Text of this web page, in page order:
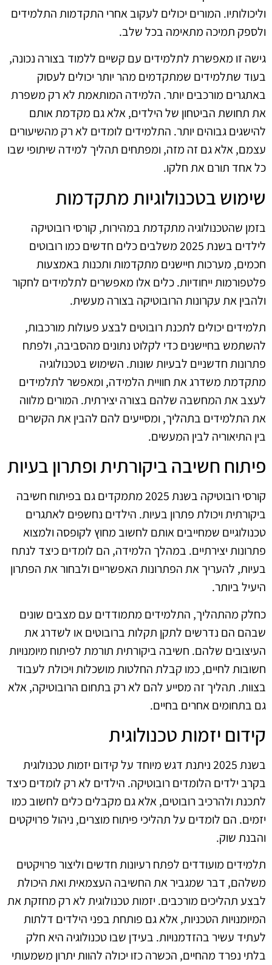
וליכולותיו. המורים יכולים לעקוב אחרי התקדמות התלמידים
ולספק תמיכה מתאימה בכל שלב.
גישה זו מאפשרת לתלמידים עם קשיים ללמוד בצורה נכונה,
בעוד שתלמידים שמתקדמים מהר יותר יכולים לעסוק
באתגרים מורכבים יותר. הלמידה המותאמת לא רק משפרת
את תחושת הביטחון של הילדים, אלא גם מקדמת אותם
להישגים גבוהים יותר. התלמידים לומדים לא רק מהשיעורים
עצמם, אלא גם זה מזה, ומפתחים תהליך למידה שיתופי שבו
כל אחד תורם את חלקו.
שימוש בטכנולוגיות מתקדמות
בזמן שהטכנולוגיה מתקדמת במהירות, קורסי רובוטיקה
לילדים בשנת 2025 משלבים כלים חדשים כמו רובוטים
חכמים, מערכות חיישנים מתקדמות ותכנות באמצעות
פלטפורמות ייחודיות. כלים אלו מאפשרים לתלמידים לחקור
ולהבין את עקרונות הרובוטיקה בצורה מעשית.
תלמידים יכולים לתכנת רובוטים לבצע פעולות מורכבות,
להשתמש בחיישנים כדי לקלוט נתונים מהסביבה, ולפתח
פתרונות חדשניים לבעיות שונות. השימוש בטכנולוגיה
מתקדמת משדרג את חוויית הלמידה, ומאפשר לתלמידים
לעצב את המחשבה שלהם בצורה יצירתית. המורים מלווה
את התלמידים בתהליך, ומסייעים להם להבין את הקשרים
בין התיאוריה לבין המעשים.
פיתוח חשיבה ביקורתית ופתרון בעיות
קורסי רובוטיקה בשנת 2025 מתמקדים גם בפיתוח חשיבה
ביקורתית ויכולת פתרון בעיות. הילדים נחשפים לאתגרים
טכנולוגיים שמחייבים אותם לחשוב מחוץ לקופסה ולמצוא
פתרונות יצירתיים. במהלך הלמידה, הם לומדים כיצד לנתח
בעיות, להעריך את הפתרונות האפשריים ולבחור את הפתרון
היעיל ביותר.
כחלק מהתהליך, התלמידים מתמודדים עם מצבים שונים
שבהם הם נדרשים לתקן תקלות ברובוטים או לשדרג את
העיצובים שלהם. חשיבה ביקורתית תורמת לפיתוח מיומנויות
חשובות לחיים, כמו קבלת החלטות מושכלות ויכולת לעבוד
בצוות. תהליך זה מסייע להם לא רק בתחום הרובוטיקה, אלא
גם בתחומים אחרים בחיים.
קידום יזמות טכנולוגית
בשנת 2025 ניתנת דגש מיוחד על קידום יזמות טכנולוגית
בקרב ילדים הלומדים רובוטיקה. הילדים לא רק לומדים כיצד
לתכנת ולהרכיב רובוטים, אלא גם מקבלים כלים לחשוב כמו
יזמים. הם לומדים על תהליכי פיתוח מוצרים, ניהול פרויקטים
והבנת שוק.
תלמידים מועודדים לפתח רעיונות חדשים וליצור פרויקטים
משלהם, דבר שמגביר את החשיבה העצמאית ואת היכולת
לבצע תהליכים מורכבים. יזמות טכנולוגית לא רק מחזקת את
המיומנויות הטכניות, אלא גם פותחת בפני הילדים דלתות
לעתיד עשיר בהזדמנויות. בעידן שבו טכנולוגיה היא חלק
בלתי נפרד מהחיים, הכשרה כזו יכולה להוות יתרון משמעותי